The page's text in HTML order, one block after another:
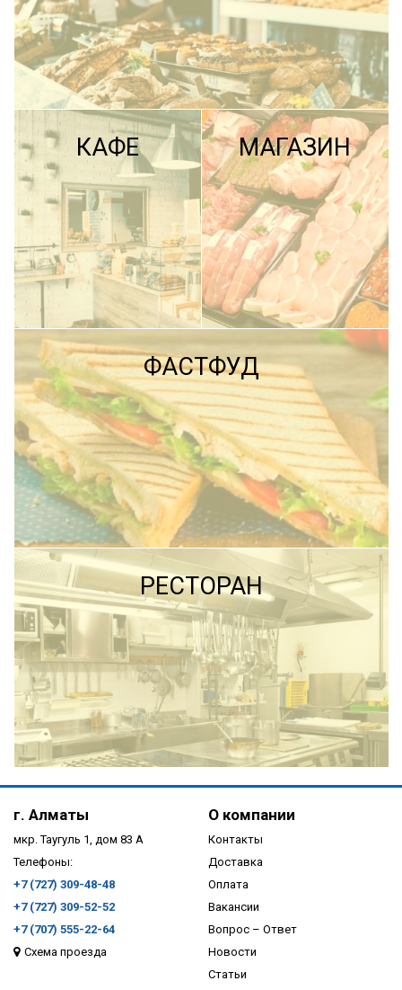
ПОДРОБНЕЕ
КАФЕ
ПОДРОБНЕЕ
МАГАЗИН
ПОДРОБНЕЕ
ФАСТФУД
ПОДРОБНЕЕ
РЕСТОРАН
ПОДРОБНЕЕ
г. Алматы
мкр. Таугуль 1, дом 83 А
Телефоны:
+7 (727) 309-48-48
+7 (727) 309-52-52
+7 (707) 555-22-64
Схема проезда
О компании
Контакты
Доставка
Оплата
Вакансии
Вопрос – Ответ
Новости
Статьи